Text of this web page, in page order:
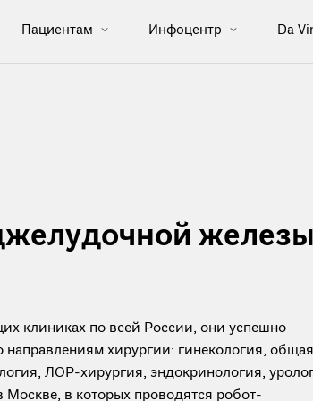
Пациентам Инфоцентр Da
железы
клиниках по всей России, они успешно
хирургии: гинекология, общая
ЛОР-хирургия, эндокринология,
в которых проводятся робот-